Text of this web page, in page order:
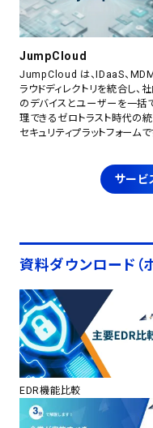
JumpCloud
JumpCloud は、IDaaS、MDM
ラウドディレクトリを統合し、
のデバイスとユーザーを一括
理できるゼロトラスト時代の
セキュリティプラットフォームで
サービ
資料ダウンロード（
EDR機能比較